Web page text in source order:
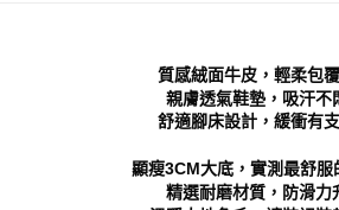
https://
易，需依本服務之必要範圍內提供個人資料，並
權轉讓予恩沛科技股份有限公司。
每筆NT$70，滿NT$999(含以上)免運費
質感絨面牛皮，輕柔包
親膚透氣鞋墊，吸汗不
舒適腳床設計，緩衝有
顯瘦3CM大底，實測最舒服
精選耐磨材質，防滑力